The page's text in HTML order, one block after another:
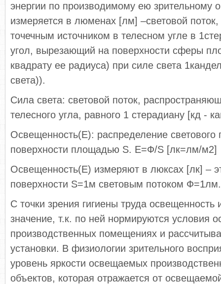
энергии по производимому ею зрительному
измеряется в люменах [лм] –световой
точечным источником в телесном угле в
угол, вырезающий на поверхности сферы
квадрату ее радиуса) при силе света
света)).
Сила света: световой поток,
телесного угла, равного 1 стерадиану [кд -
Освещенность(Е): распределение светового
поверхности площадью S. Е=Ф/S [лк=лм/м2]
Освещенность(Е) измеряют в люксах [лк] –
поверхности S=1м световым потоком Ф=1лм.
С точки зрения гигиены труда освещенность
значение, т.к. по ней нормируются условия
производственных помещениях и
установки. В физиологии зрительного
уровень яркости освещаемых
объектов, которая отражается от